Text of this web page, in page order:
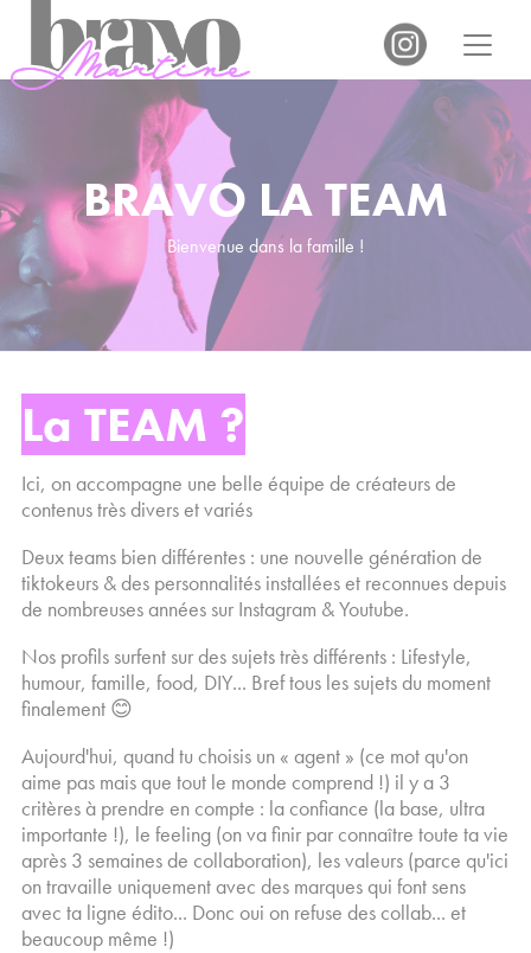
BRAVO LA TEAM
Bienvenue dans la famille !
La TEAM ?
Ici, on accompagne une belle équipe de créateurs de
contenus très divers et variés
Deux teams bien différentes : une nouvelle génération de
tiktokeurs & des personnalités installées et reconnues depuis
de nombreuses années sur Instagram & Youtube.
Nos profils surfent sur des sujets très différents : Lifestyle,
humour, famille, food, DIY... Bref tous les sujets du moment
finalement 😊
Aujourd'hui, quand tu choisis un « agent » (ce mot qu'on
aime pas mais que tout le monde comprend !) il y a 3
critères à prendre en compte : la confiance (la base, ultra
importante !), le feeling (on va finir par connaître toute ta vie
après 3 semaines de collaboration), les valeurs (parce qu'ici
on travaille uniquement avec des marques qui font sens
avec ta ligne édito... Donc oui on refuse des collab... et
beaucoup même !)
Panneau de gestion des cookies